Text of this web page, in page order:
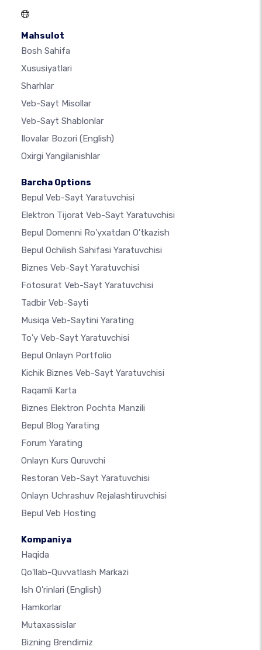
Mahsulot
Bosh Sahifa
Xususiyatlari
Sharhlar
Veb-Sayt Misollar
Veb-Sayt Shablonlar
Ilovalar Bozori (English)
Oxirgi Yangilanishlar
Barcha Options
Bepul Veb-Sayt Yaratuvchisi
Elektron Tijorat Veb-Sayt Yaratuvchisi
Bepul Domenni Ro'yxatdan O'tkazish
Bepul Ochilish Sahifasi Yaratuvchisi
Biznes Veb-Sayt Yaratuvchisi
Fotosurat Veb-Sayt Yaratuvchisi
Tadbir Veb-Sayti
Musiqa Veb-Saytini Yarating
To'y Veb-Sayt Yaratuvchisi
Bepul Onlayn Portfolio
Kichik Biznes Veb-Sayt Yaratuvchisi
Raqamli Karta
Biznes Elektron Pochta Manzili
Bepul Blog Yarating
Forum Yarating
Onlayn Kurs Quruvchi
Restoran Veb-Sayt Yaratuvchisi
Onlayn Uchrashuv Rejalashtiruvchisi
Bepul Veb Hosting
Kompaniya
Haqida
Qo'llab-Quvvatlash Markazi
Ish O'rinlari (English)
Hamkorlar
Mutaxassislar
Bizning Brendimiz